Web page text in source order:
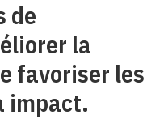
de
la
favoriser les
impact.